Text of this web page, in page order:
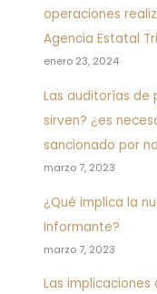
operaciones
Agencia Estatal
enero 23, 2024
Las auditorías de
sirven? ¿es
sancionado por
marzo 7, 2023
¿Qué implica la
Informante?
marzo 7, 2023
Las implicaciones